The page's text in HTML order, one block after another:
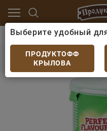
Чипсы, сухарики
Чипсы Pringles со
Выберите удобный
ПРОДУКТОФФ
КРЫЛОВА